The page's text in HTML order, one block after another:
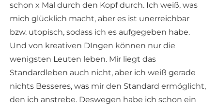
schon x Mal durch den Kopf durch. Ich weiß, was
mich glücklich macht, aber es ist unerreichbar
bzw. utopisch, sodass ich es aufgegeben habe.
Und von kreativen DIngen können nur die
wenigsten Leuten leben. Mir liegt das
Standardleben auch nicht, aber ich weiß gerade
nichts Besseres, was mir den Standard ermöglicht,
den ich anstrebe. Deswegen habe ich schon ein